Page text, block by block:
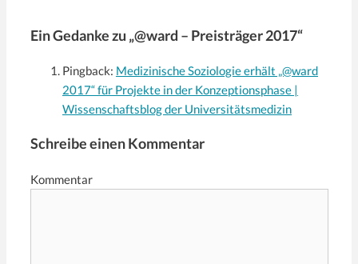
Ein Gedanke zu „@ward – Preisträger 2017“
Pingback: Medizinische Soziologie erhält „@ward
2017“ für Projekte in der Konzeptionsphase |
Wissenschaftsblog der Universitätsmedizin
Schreibe einen Kommentar
Kommentar